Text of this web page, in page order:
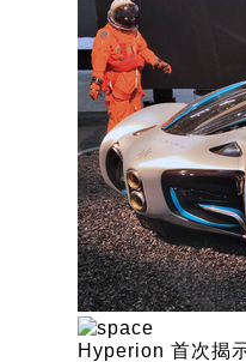
Hyperion 首次揭